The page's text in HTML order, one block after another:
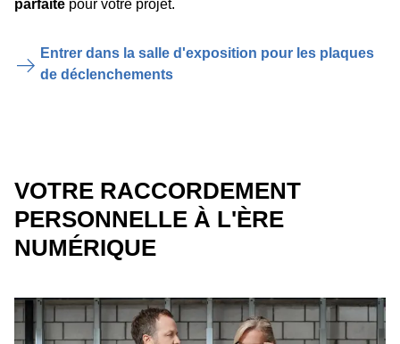
parfaite pour votre projet.
Entrer dans la salle d'exposition pour les plaques
de déclenchements
VOTRE RACCORDEMENT
PERSONNELLE À L'ÈRE
NUMÉRIQUE